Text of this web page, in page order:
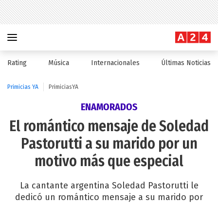
Rating Música Internacionales Últimas Noticias
Primicias YA PrimiciasYA
ENAMORADOS
El romántico mensaje de Soledad
Pastorutti a su marido por un
motivo más que especial
La cantante argentina Soledad Pastorutti le
dedicó un romántico mensaje a su marido por